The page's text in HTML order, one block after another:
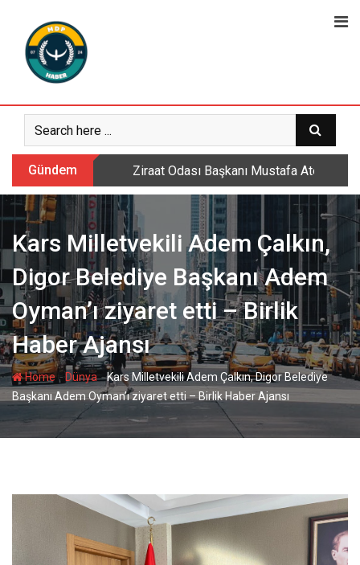
content
Gündem Ziraat Odası Başkanı Mustafa Ateş:
Kars Milletvekili Adem Çalkın,
Digor Belediye Başkanı Adem
Oyman’ı ziyaret etti – Birlik
Haber Ajansı
Home-Dünya-Kars Milletvekili Adem Çalkın, Digor Belediye
Başkanı Adem Oyman’ı ziyaret etti – Birlik Haber Ajansı